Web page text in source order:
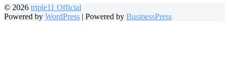
© 2026 triple11 Official
Powered by WordPress | Powered by BusinessPress